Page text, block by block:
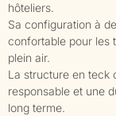
hôteliers.
Sa configuration à
confortable pour les
plein air.
La structure en teck
responsable et une
long terme.